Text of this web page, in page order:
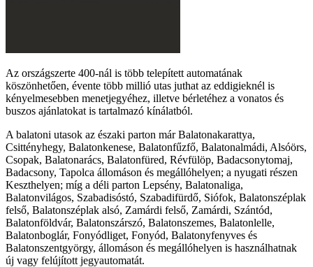
Az országszerte 400-nál is több telepített automatának
köszönhetően, évente több millió utas juthat az eddigieknél is
kényelmesebben menetjegyéhez, illetve bérletéhez a vonatos és
buszos ajánlatokat is tartalmazó kínálatból.
A balatoni utasok az északi parton már Balatonakarattya,
Csittényhegy, Balatonkenese, Balatonfűzfő, Balatonalmádi, Alsóörs,
Csopak, Balatonarács, Balatonfüred, Révfülöp, Badacsonytomaj,
Badacsony, Tapolca állomáson és megállóhelyen; a nyugati részen
Keszthelyen; míg a déli parton Lepsény, Balatonaliga,
Balatonvilágos, Szabadisóstó, Szabadifürdő, Siófok, Balatonszéplak
felső, Balatonszéplak alsó, Zamárdi felső, Zamárdi, Szántód,
Balatonföldvár, Balatonszárszó, Balatonszemes, Balatonlelle,
Balatonboglár, Fonyódliget, Fonyód, Balatonyfenyves és
Balatonszentgyörgy, állomáson és megállóhelyen is használhatnak
új vagy felújított jegyautomatát.